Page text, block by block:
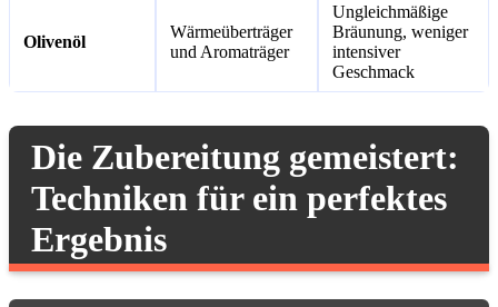
Olivenöl
Wärmeüberträger
und Aromaträger
Ungleichmäßige
Bräunung, weniger
intensiver
Geschmack
Die Zubereitung gemeistert:
Techniken für ein perfektes
Ergebnis